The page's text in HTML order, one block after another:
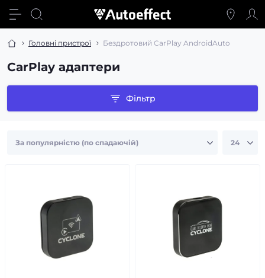
Головні пристрої Бездротовий CarPlay AndroidAuto
CarPlay адаптери
Фільтр